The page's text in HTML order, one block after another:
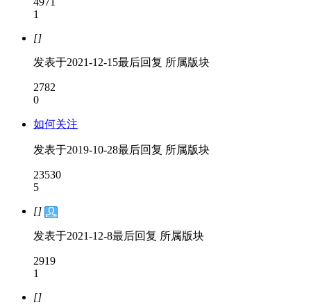
1
[]
发表于2021-12-15最后回复 所属版块
2782
0
如何关注
发表于2019-10-28最后回复 所属版块
23530
5
[]
发表于2021-12-8最后回复 所属版块
2919
1
[]